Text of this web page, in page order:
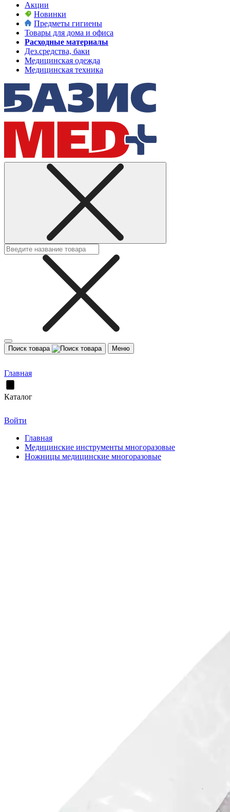
Акции
Новинки
Предметы гигиены
Товары для дома и офиса
Расходные материалы
Дез.средства, баки
Медицинская одежда
Медицинская техника
Поиск товара Меню
Главная
Каталог
Войти
Главная
Медицинские инструменты многоразовые
Ножницы медицинские многоразовые